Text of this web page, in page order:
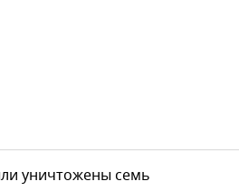
уничтожены семь